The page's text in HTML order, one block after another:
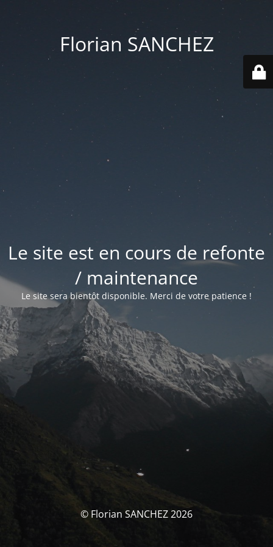
Florian SANCHEZ
Le site est en cours de refonte
/ maintenance
Le site sera bientôt disponible. Merci de votre patience !
© Florian SANCHEZ 2026